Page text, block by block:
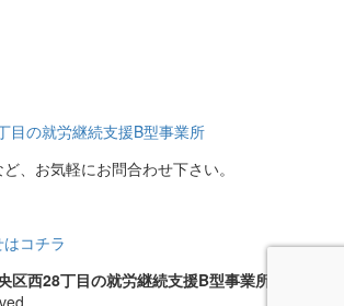
、お気軽にお問合わせ下さい。
コチラ
区西28丁目の就労継続支援B型事業所